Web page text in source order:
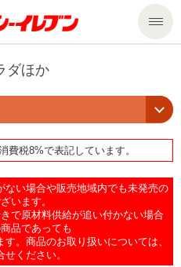
ダほか
費税8%で表記しています。
い場合や販売地域内でも未発売の
います。
で原材料供給が追い付かない場合
品であっても
。商品のお取り扱いについては、
せください。